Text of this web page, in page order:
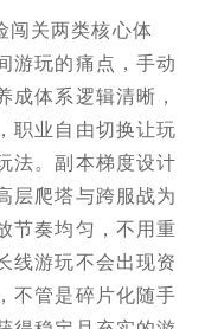
闯关两类核心体
游玩的痛点，手动
成体系逻辑清晰，
职业自由切换让玩
法。副本梯度设计
层爬塔与跨服战为
节奏均匀，不用重
线游玩不会出现资
不管是碎片化随手